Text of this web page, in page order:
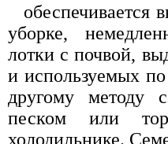
обеспечивается
уборке,
лотки с почвой,
и используемых
другому методу
песком или
холодильнике.